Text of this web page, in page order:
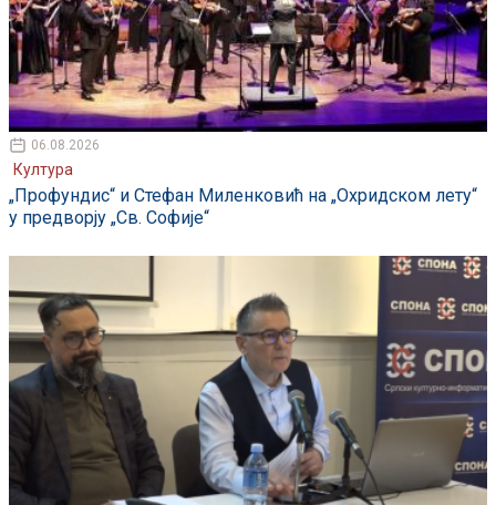
06.08.2026
Култура
„Профундис“ и Стефан Миленковић на „Охридском лету“
у предворју „Св. Софије“